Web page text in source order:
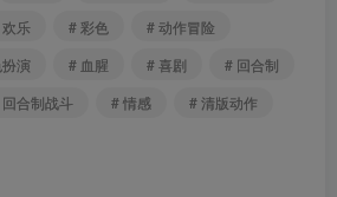
乐 # 彩色
# 动作冒险
演 # 血腥 # 喜剧
# 回合制
合制战斗 # 情感
# 清版动作